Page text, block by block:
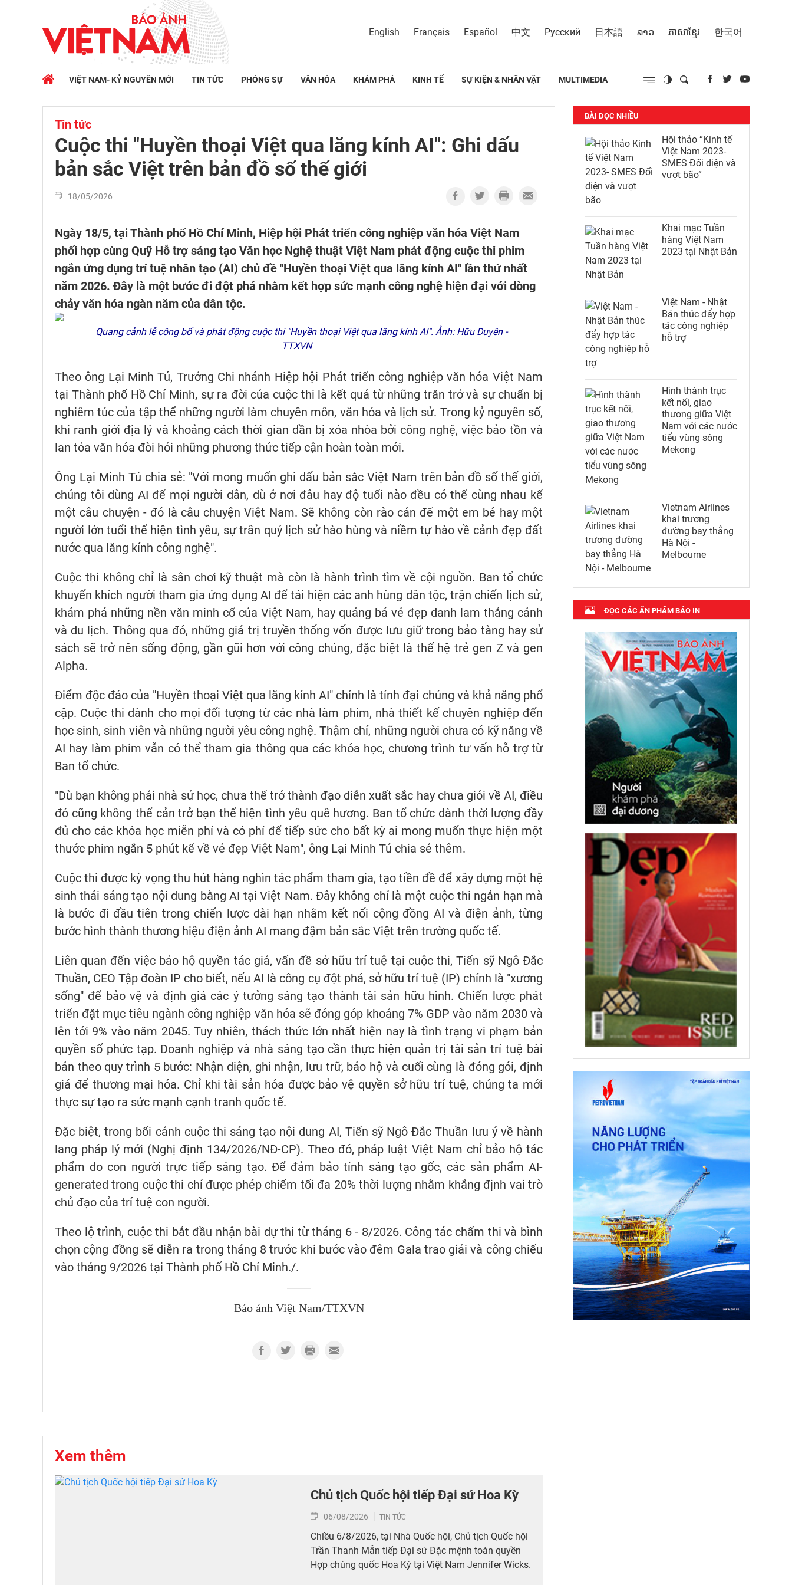
English Français Español 中文 Русский 日本語 ລາວ ភាសាខ្មែរ 한국어
VIỆT NAM- KỶ NGUYÊN MỚI TIN TỨC PHÓNG SỰ VĂN HÓA KHÁM PHÁ KINH TẾ SỰ KIỆN & NHÂN VẬT MULTIMEDIA
Tin tức
Cuộc thi "Huyền thoại Việt qua lăng kính AI": Ghi dấu
bản sắc Việt trên bản đồ số thế giới
18/05/2026
Ngày 18/5, tại Thành phố Hồ Chí Minh, Hiệp hội Phát triển công nghiệp văn hóa Việt Nam
phối hợp cùng Quỹ Hỗ trợ sáng tạo Văn học Nghệ thuật Việt Nam phát động cuộc thi phim
ngắn ứng dụng trí tuệ nhân tạo (AI) chủ đề "Huyền thoại Việt qua lăng kính AI" lần thứ nhất
năm 2026. Đây là một bước đi đột phá nhằm kết hợp sức mạnh công nghệ hiện đại với dòng
chảy văn hóa ngàn năm của dân tộc.
Quang cảnh lễ công bố và phát động cuộc thi "Huyền thoại Việt qua lăng kính AI". Ảnh: Hữu Duyên -
TTXVN
Theo ông Lại Minh Tú, Trưởng Chi nhánh Hiệp hội Phát triển công nghiệp văn hóa Việt Nam
tại Thành phố Hồ Chí Minh, sự ra đời của cuộc thi là kết quả từ những trăn trở và sự chuẩn bị
nghiêm túc của tập thể những người làm chuyên môn, văn hóa và lịch sử. Trong kỷ nguyên số,
khi ranh giới địa lý và khoảng cách thời gian dần bị xóa nhòa bởi công nghệ, việc bảo tồn và
lan tỏa văn hóa đòi hỏi những phương thức tiếp cận hoàn toàn mới.
Ông Lại Minh Tú chia sẻ: "Với mong muốn ghi dấu bản sắc Việt Nam trên bản đồ số thế giới,
chúng tôi dùng AI để mọi người dân, dù ở nơi đâu hay độ tuổi nào đều có thể cùng nhau kể
một câu chuyện - đó là câu chuyện Việt Nam. Sẽ không còn rào cản để một em bé hay một
người lớn tuổi thể hiện tình yêu, sự trân quý lịch sử hào hùng và niềm tự hào về cảnh đẹp đất
nước qua lăng kính công nghệ".
Cuộc thi không chỉ là sân chơi kỹ thuật mà còn là hành trình tìm về cội nguồn. Ban tổ chức
khuyến khích người tham gia ứng dụng AI để tái hiện các anh hùng dân tộc, trận chiến lịch sử,
khám phá những nền văn minh cổ của Việt Nam, hay quảng bá vẻ đẹp danh lam thắng cảnh
và du lịch. Thông qua đó, những giá trị truyền thống vốn được lưu giữ trong bảo tàng hay sử
sách sẽ trở nên sống động, gần gũi hơn với công chúng, đặc biệt là thế hệ trẻ gen Z và gen
Alpha.
Điểm độc đáo của "Huyền thoại Việt qua lăng kính AI" chính là tính đại chúng và khả năng phổ
cập. Cuộc thi dành cho mọi đối tượng từ các nhà làm phim, nhà thiết kế chuyên nghiệp đến
học sinh, sinh viên và những người yêu công nghệ. Thậm chí, những người chưa có kỹ năng về
AI hay làm phim vẫn có thể tham gia thông qua các khóa học, chương trình tư vấn hỗ trợ từ
Ban tổ chức.
"Dù bạn không phải nhà sử học, chưa thể trở thành đạo diễn xuất sắc hay chưa giỏi về AI, điều
đó cũng không thể cản trở bạn thể hiện tình yêu quê hương. Ban tổ chức dành thời lượng đầy
đủ cho các khóa học miễn phí và có phí để tiếp sức cho bất kỳ ai mong muốn thực hiện một
thước phim ngắn 5 phút kể về vẻ đẹp Việt Nam", ông Lại Minh Tú chia sẻ thêm.
Cuộc thi được kỳ vọng thu hút hàng nghìn tác phẩm tham gia, tạo tiền đề để xây dựng một hệ
sinh thái sáng tạo nội dung bằng AI tại Việt Nam. Đây không chỉ là một cuộc thi ngắn hạn mà
là bước đi đầu tiên trong chiến lược dài hạn nhằm kết nối cộng đồng AI và điện ảnh, từng
bước hình thành thương hiệu điện ảnh AI mang đậm bản sắc Việt trên trường quốc tế.
Liên quan đến việc bảo hộ quyền tác giả, vấn đề sở hữu trí tuệ tại cuộc thi, Tiến sỹ Ngô Đắc
Thuần, CEO Tập đoàn IP cho biết, nếu AI là công cụ đột phá, sở hữu trí tuệ (IP) chính là "xương
sống" để bảo vệ và định giá các ý tưởng sáng tạo thành tài sản hữu hình. Chiến lược phát
triển đặt mục tiêu ngành công nghiệp văn hóa sẽ đóng góp khoảng 7% GDP vào năm 2030 và
lên tới 9% vào năm 2045. Tuy nhiên, thách thức lớn nhất hiện nay là tình trạng vi phạm bản
quyền số phức tạp. Doanh nghiệp và nhà sáng tạo cần thực hiện quản trị tài sản trí tuệ bài
bản theo quy trình 5 bước: Nhận diện, ghi nhận, lưu trữ, bảo hộ và cuối cùng là đóng gói, định
giá để thương mại hóa. Chỉ khi tài sản hóa được bảo vệ quyền sở hữu trí tuệ, chúng ta mới
thực sự tạo ra sức mạnh cạnh tranh quốc tế.
Đặc biệt, trong bối cảnh cuộc thi sáng tạo nội dung AI, Tiến sỹ Ngô Đắc Thuần lưu ý về hành
lang pháp lý mới (Nghị định 134/2026/NĐ-CP). Theo đó, pháp luật Việt Nam chỉ bảo hộ tác
phẩm do con người trực tiếp sáng tạo. Để đảm bảo tính sáng tạo gốc, các sản phẩm AI-
generated trong cuộc thi chỉ được phép chiếm tối đa 20% thời lượng nhằm khẳng định vai trò
chủ đạo của trí tuệ con người.
Theo lộ trình, cuộc thi bắt đầu nhận bài dự thi từ tháng 6 - 8/2026. Công tác chấm thi và bình
chọn cộng đồng sẽ diễn ra trong tháng 8 trước khi bước vào đêm Gala trao giải và công chiếu
vào tháng 9/2026 tại Thành phố Hồ Chí Minh./.
Báo ảnh Việt Nam/TTXVN
Xem thêm
Chủ tịch Quốc hội tiếp Đại sứ Hoa Kỳ
06/08/2026 TIN TỨC
Chiều 6/8/2026, tại Nhà Quốc hội, Chủ tịch Quốc hội
Trần Thanh Mẫn tiếp Đại sứ Đặc mệnh toàn quyền
Hợp chúng quốc Hoa Kỳ tại Việt Nam Jennifer Wicks.
BÀI ĐỌC NHIỀU
Hội thảo “Kinh tế
Việt Nam 2023-
SMES Đối diện và
vượt bão”
Khai mạc Tuần
hàng Việt Nam
2023 tại Nhật Bản
Việt Nam - Nhật
Bản thúc đẩy hợp
tác công nghiệp
hỗ trợ
Hình thành trục
kết nối, giao
thương giữa Việt
Nam với các nước
tiểu vùng sông
Mekong
Vietnam Airlines
khai trương
đường bay thẳng
Hà Nội -
Melbourne
ĐỌC CÁC ẤN PHẨM BÁO IN